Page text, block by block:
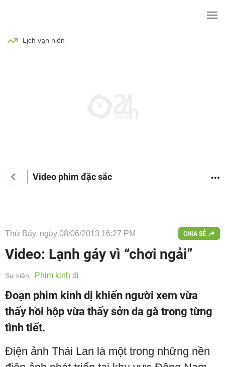
Lịch vạn niên
Video phim đặc sắc
Thứ Bảy, ngày 08/06/2013 16:27 PM CHIA SẺ
Video: Lạnh gáy vì “chơi ngải”
Sự kiện: Phim kinh dị
Đoạn phim kinh dị khiến người xem vừa
thấy hồi hộp vừa thấy sởn da gà trong từng
tình tiết.
Điện ảnh Thái Lan là một trong những nền